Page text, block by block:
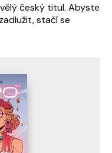
český titul. Abyste
stačí se